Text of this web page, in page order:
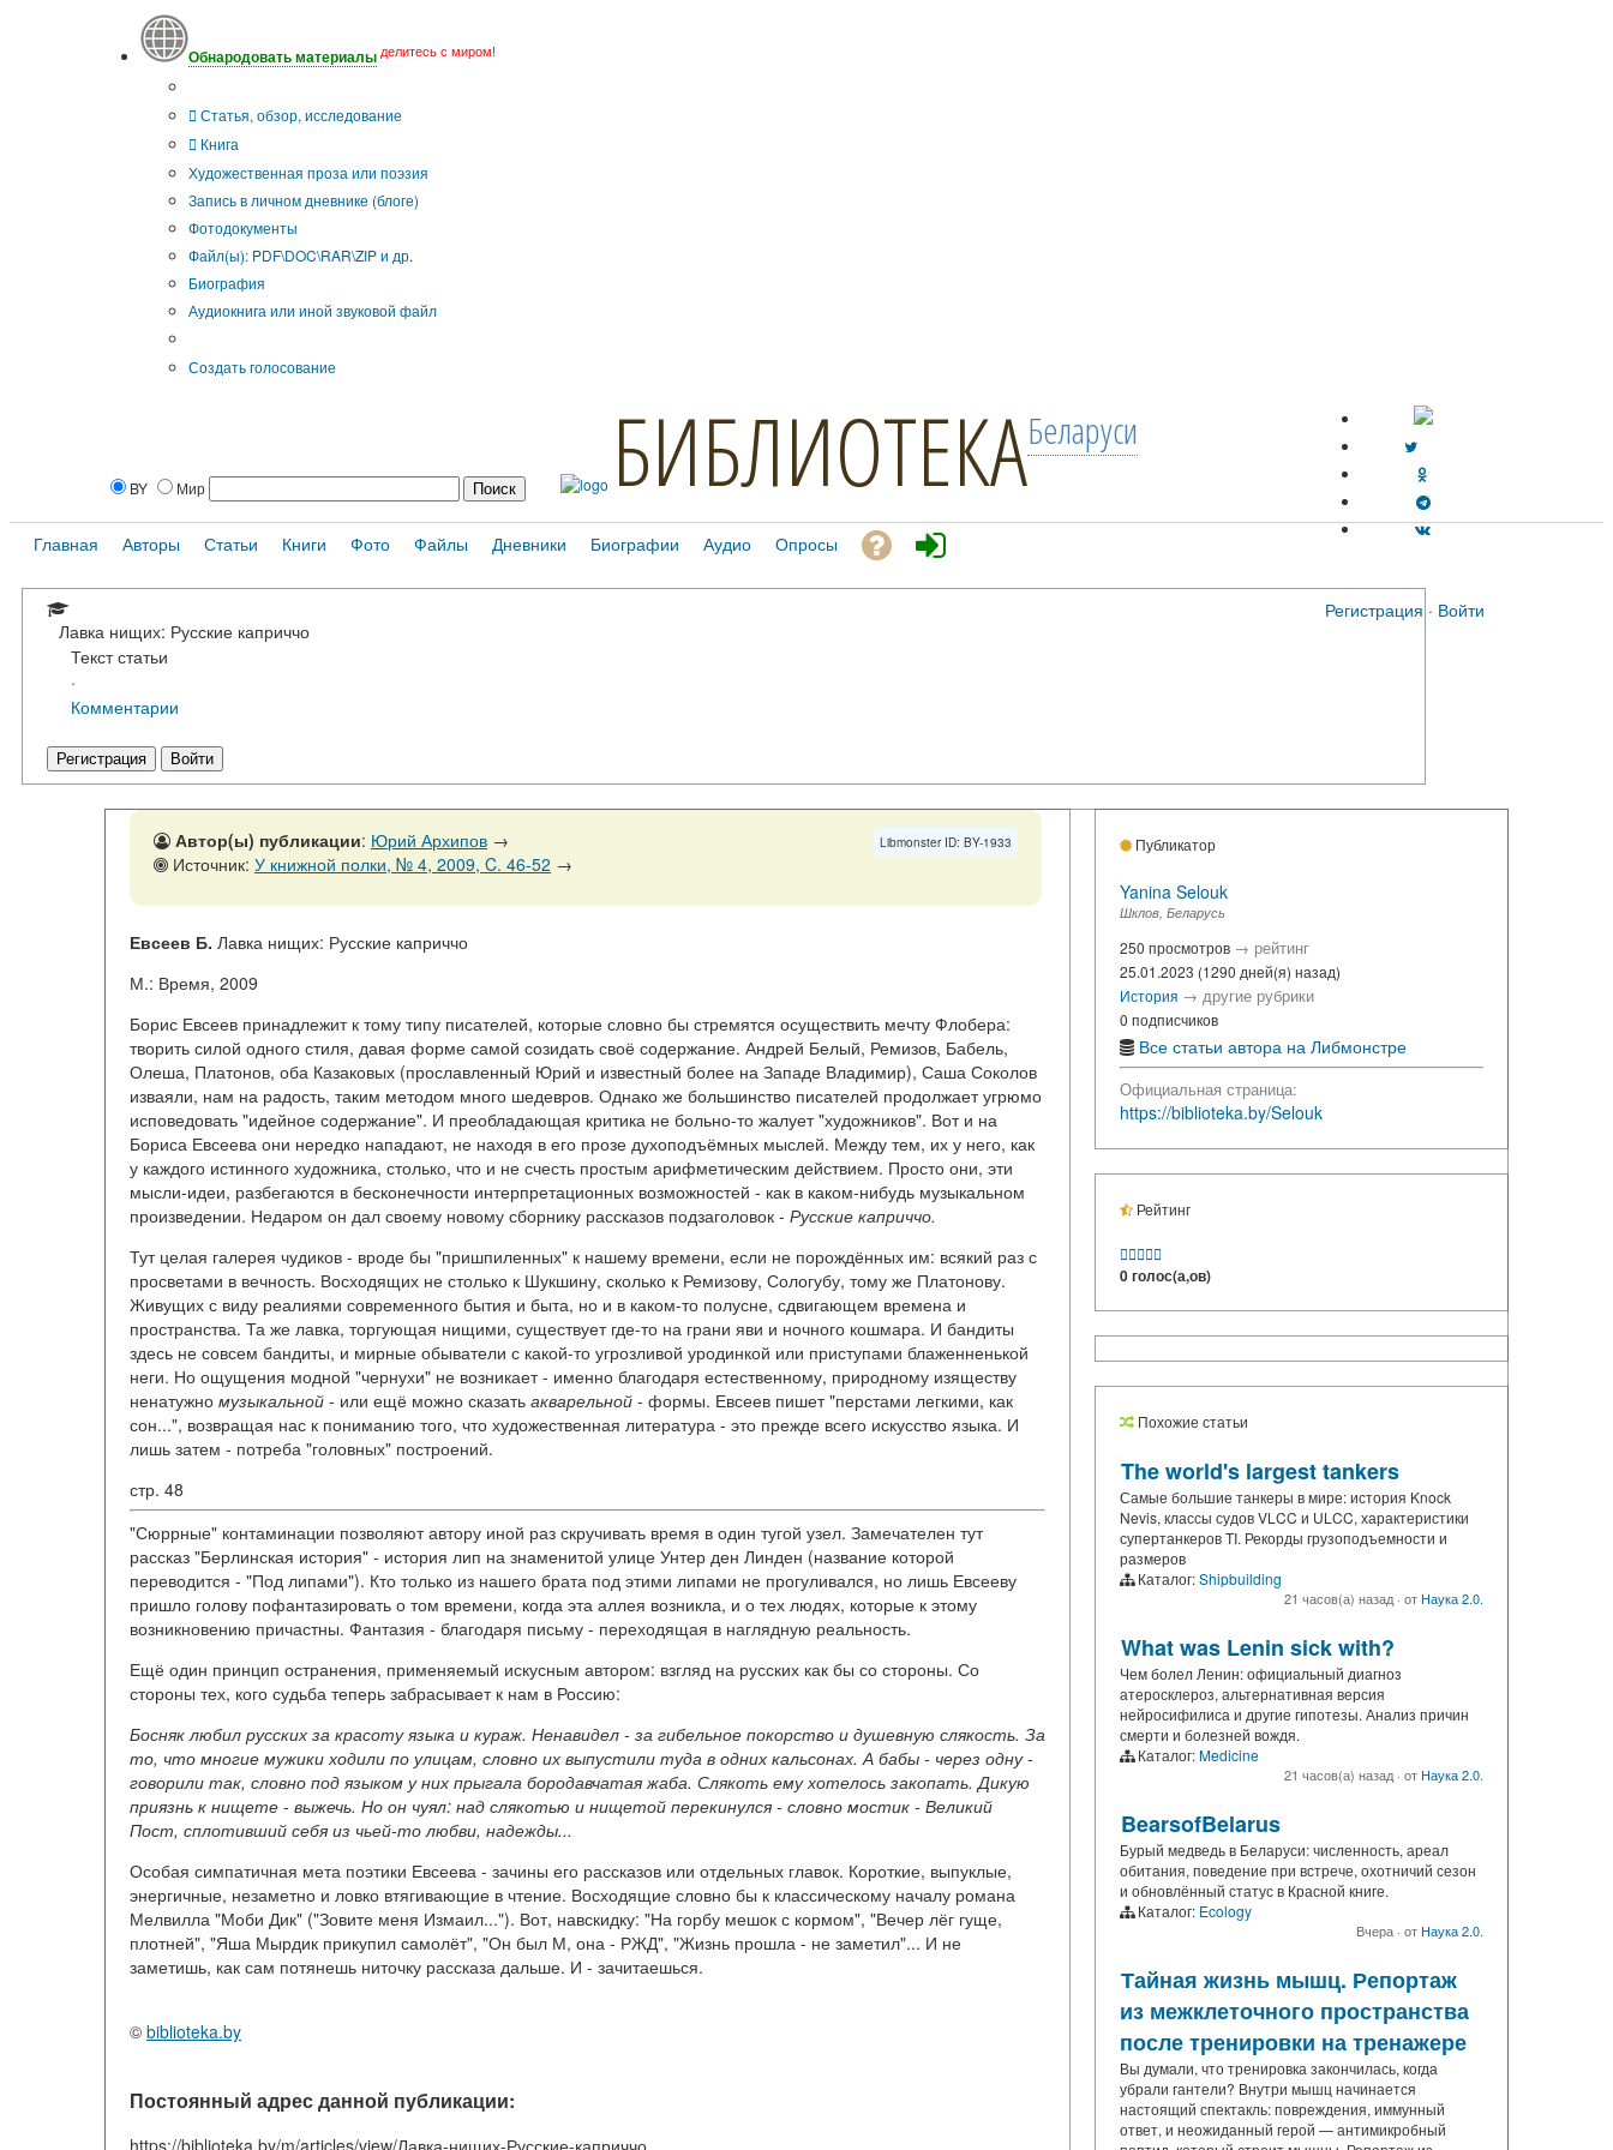
Обнародовать материалы делитесь с миром!
Статья, обзор, исследование
Книга
Художественная проза или поэзия
Запись в личном дневнике (блоге)
Фотодокументы
Файл(ы): PDF\DOC\RAR\ZIP и др.
Биография
Аудиокнига или иной звуковой файл
Создать голосование
BY Мир БИБЛИОТЕКАБеларуси
Регистрация · Войти
Главная Авторы Статьи Книги Фото Файлы Дневники Биографии Аудио Опросы
Лавка нищих: Русские каприччо
Текст статьи
·
Комментарии
Регистрация Войти
Libmonster ID: BY-1933
Автор(ы) публикации: Юрий Архипов →
Источник: У книжной полки, № 4, 2009, C. 46-52 →
Евсеев Б. Лавка нищих: Русские каприччо
М.: Время, 2009
Борис Евсеев принадлежит к тому типу писателей, которые словно бы стремятся осуществить мечту Флобера:
творить силой одного стиля, давая форме самой созидать своё содержание. Андрей Белый, Ремизов, Бабель,
Олеша, Платонов, оба Казаковых (прославленный Юрий и известный более на Западе Владимир), Саша Соколов
изваяли, нам на радость, таким методом много шедевров. Однако же большинство писателей продолжает угрюмо
исповедовать "идейное содержание". И преобладающая критика не больно-то жалует "художников". Вот и на
Бориса Евсеева они нередко нападают, не находя в его прозе духоподъёмных мыслей. Между тем, их у него, как
у каждого истинного художника, столько, что и не счесть простым арифметическим действием. Просто они, эти
мысли-идеи, разбегаются в бесконечности интерпретационных возможностей - как в каком-нибудь музыкальном
произведении. Недаром он дал своему новому сборнику рассказов подзаголовок - Русские каприччо.
Тут целая галерея чудиков - вроде бы "пришпиленных" к нашему времени, если не порождённых им: всякий раз с
просветами в вечность. Восходящих не столько к Шукшину, сколько к Ремизову, Сологубу, тому же Платонову.
Живущих с виду реалиями современного бытия и быта, но и в каком-то полусне, сдвигающем времена и
пространства. Та же лавка, торгующая нищими, существует где-то на грани яви и ночного кошмара. И бандиты
здесь не совсем бандиты, и мирные обыватели с какой-то угрозливой уродинкой или приступами блаженненькой
неги. Но ощущения модной "чернухи" не возникает - именно благодаря естественному, природному изяществу
ненатужно музыкальной - или ещё можно сказать акварельной - формы. Евсеев пишет "перстами легкими, как
сон...", возвращая нас к пониманию того, что художественная литература - это прежде всего искусство языка. И
лишь затем - потреба "головных" построений.
стр. 48
"Сюррные" контаминации позволяют автору иной раз скручивать время в один тугой узел. Замечателен тут
рассказ "Берлинская история" - история лип на знаменитой улице Унтер ден Линден (название которой
переводится - "Под липами"). Кто только из нашего брата под этими липами не прогуливался, но лишь Евсееву
пришло голову пофантазировать о том времени, когда эта аллея возникла, и о тех людях, которые к этому
возникновению причастны. Фантазия - благодаря письму - переходящая в наглядную реальность.
Ещё один принцип остранения, применяемый искусным автором: взгляд на русских как бы со стороны. Со
стороны тех, кого судьба теперь забрасывает к нам в Россию:
Босняк любил русских за красоту языка и кураж. Ненавидел - за гибельное покорство и душевную слякость. За
то, что многие мужики ходили по улицам, словно их выпустили туда в одних кальсонах. А бабы - через одну -
говорили так, словно под языком у них прыгала бородавчатая жаба. Слякоть ему хотелось закопать. Дикую
приязнь к нищете - выжечь. Но он чуял: над слякотью и нищетой перекинулся - словно мостик - Великий
Пост, сплотивший себя из чьей-то любви, надежды...
Особая симпатичная мета поэтики Евсеева - зачины его рассказов или отдельных главок. Короткие, выпуклые,
энергичные, незаметно и ловко втягивающие в чтение. Восходящие словно бы к классическому началу романа
Мелвилла "Моби Дик" ("Зовите меня Измаил..."). Вот, навскидку: "На горбу мешок с кормом", "Вечер лёг гуще,
плотней", "Яша Мырдик прикупил самолёт", "Он был М, она - РЖД", "Жизнь прошла - не заметил"... И не
заметишь, как сам потянешь ниточку рассказа дальше. И - зачитаешься.
© biblioteka.by
Постоянный адрес данной публикации:
https://biblioteka.by/m/articles/view/Лавка-нищих-Русские-каприччо
Публикатор
Yanina Selouk
Шклов, Беларусь
250 просмотров → рейтинг
25.01.2023 (1290 дней(я) назад)
История → другие рубрики
0 подписчиков
Все статьи автора на Либмонстре
Официальная страница:
https://biblioteka.by/Selouk
Рейтинг

0 голос(а,ов)
Похожие статьи
The world's largest tankers
Самые большие танкеры в мире: история Knock
Nevis, классы судов VLCC и ULCC, характеристики
супертанкеров TI. Рекорды грузоподъемности и
размеров
Каталог:Shipbuilding
21 часов(а) назад · отНаука 2.0.
What was Lenin sick with?
Чем болел Ленин: официальный диагноз
атеросклероз, альтернативная версия
нейросифилиса и другие гипотезы. Анализ причин
смерти и болезней вождя.
Каталог:Medicine
21 часов(а) назад · отНаука 2.0.
BearsofBelarus
Бурый медведь в Беларуси: численность, ареал
обитания, поведение при встрече, охотничий сезон
и обновлённый статус в Красной книге.
Каталог: Ecology
Вчера · отНаука 2.0.
Тайная жизнь мышц. Репортаж
из межклеточного пространства
после тренировки на тренажере
Вы думали, что тренировка закончилась, когда
убрали гантели? Внутри мышц начинается
настоящий спектакль: повреждения, иммунный
ответ, и неожиданный герой — антимикробный